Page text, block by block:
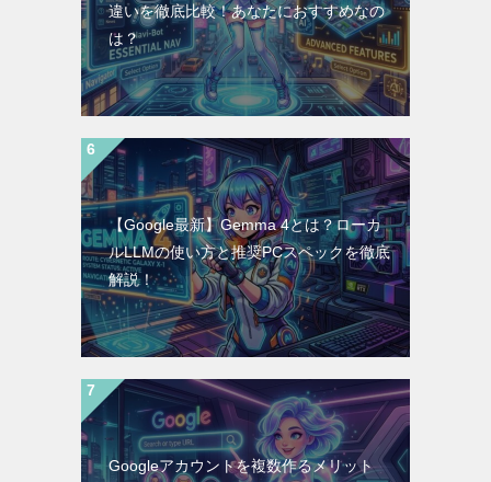
違いを徹底比較！あなたにおすすめなの
は？
【Google最新】Gemma 4とは？ローカ
ルLLMの使い方と推奨PCスペックを徹底
解説！
Googleアカウントを複数作るメリット